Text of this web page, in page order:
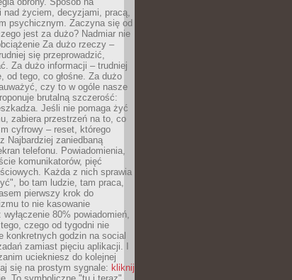
nad życiem, decyzjami, pracą,
psychicznym. Zaczyna się od
jest za dużo? Nadmiar nie
Za dużo rzeczy –
się przeprowadzić,
Za dużo informacji – trudniej
od tego, co głośne. Za dużo
czy to w ogóle nasze
brutalną szczerość:
Jeśli nie pomaga żyć
zabiera przestrzeń na to, co
cyfrowy – reset, którego
Najbardziej zaniedbaną
telefonu. Powiadomienia,
komunikatorów, pięć
Każda z nich sprawia
bo tam ludzie, tam praca,
pierwszy krok do
to nie kasowanie
80% powiadomień,
czego od tygodni nie
konkretnych godzin na social
zamiast pięciu aplikacji. I
uciekniesz do kolejnej
się na prostym sygnale: kliknij